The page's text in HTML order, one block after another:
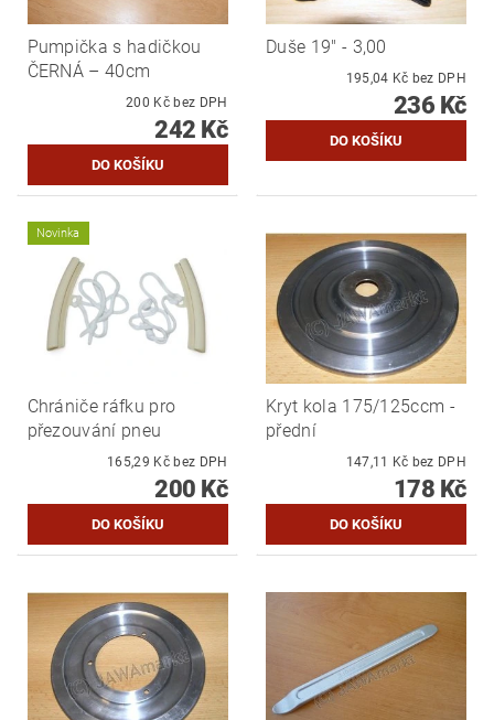
Pumpička s hadičkou
ČERNÁ – 40cm
200 Kč bez DPH
242 Kč
Duše 19" - 3,00
195,04 Kč bez DPH
236 Kč
Novinka
Chrániče ráfku pro
přezouvání pneu
165,29 Kč bez DPH
200 Kč
Kryt kola 175/125ccm -
přední
147,11 Kč bez DPH
178 Kč